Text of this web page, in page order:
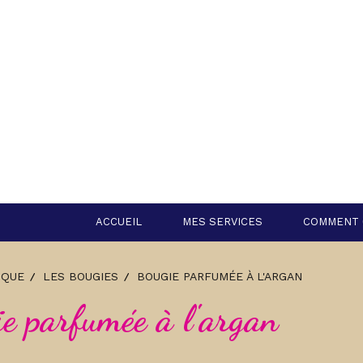
ACCUEIL MES SERVICES COMMENT
LES BOUGIES BOUGIE PARFUMÉE À L'ARGAN
parfumée à l'argan